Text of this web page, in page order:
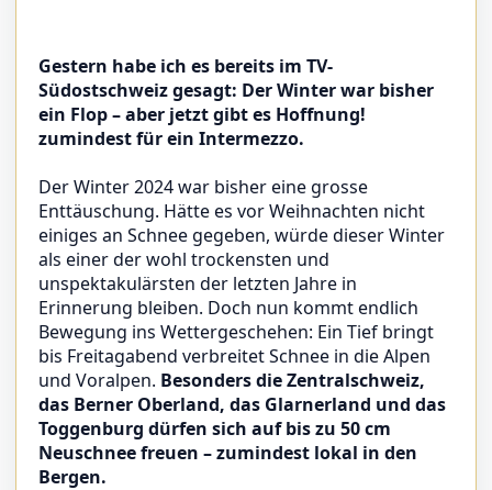
Gestern habe ich es bereits im TV-
Südostschweiz gesagt: Der Winter war bisher
ein Flop – aber jetzt gibt es Hoffnung!
zumindest für ein Intermezzo.
Der Winter 2024 war bisher eine grosse
Enttäuschung. Hätte es vor Weihnachten nicht
einiges an Schnee gegeben, würde dieser Winter
als einer der wohl trockensten und
unspektakulärsten der letzten Jahre in
Erinnerung bleiben. Doch nun kommt endlich
Bewegung ins Wettergeschehen: Ein Tief bringt
bis Freitagabend verbreitet Schnee in die Alpen
und Voralpen. Besonders die Zentralschweiz,
das Berner Oberland, das Glarnerland und das
Toggenburg dürfen sich auf bis zu 50 cm
Neuschnee freuen – zumindest lokal in den
Bergen.